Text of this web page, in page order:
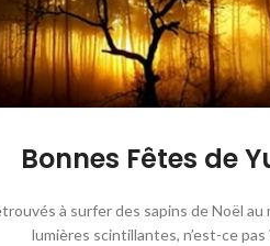
Bonnes Fêtes de
à surfer des sapins de Noël
lumières scintillantes, n’est-ce pas